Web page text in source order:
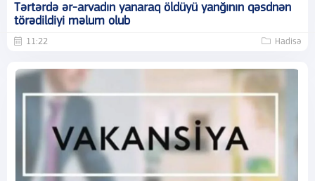
Tərtərdə ər-arvadın yanaraq öldüyü yanğının qəsdnən
törədildiyi məlum olub
11:22 Hadisə